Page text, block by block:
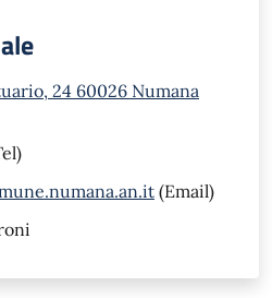
24 60026 Numana
(Email)